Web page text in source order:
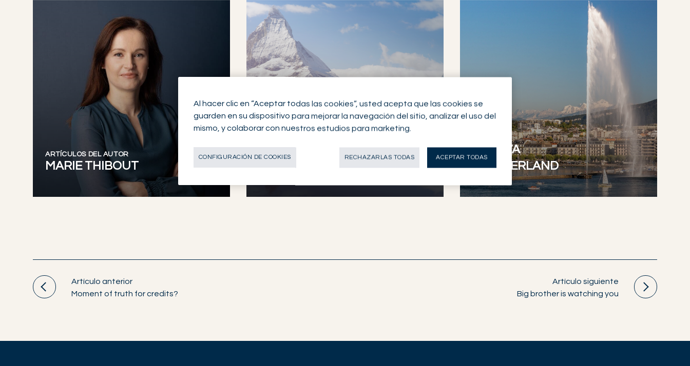
ARTÍCULOS DEL AUTOR
MARIE THIBOUT
SERVICIO
ASSET MANAGEMENT
GENEVA
SWITZERLAND
Artículo anterior
Moment of truth for credits?
Artículo siguiente
Big brother is watching you
Al hacer clic en “Aceptar todas las cookies”, usted acepta que las cookies se
guarden en su dispositivo para mejorar la navegación del sitio, analizar el uso del
mismo, y colaborar con nuestros estudios para marketing.
CONFIGURACIÓN DE COOKIES RECHAZARLAS TODAS ACEPTAR TODAS